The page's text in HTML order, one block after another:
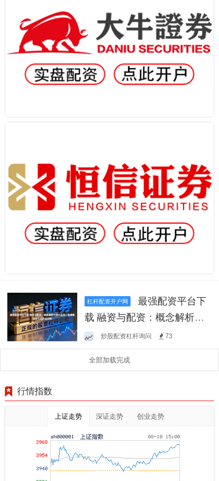
杠杆配资开户网
最强配资平台下
载 融资与配资：概念解析与
操作差异，选择最适合你的
资金策略
炒股配资杠杆询问 73
全部加载完成
行情指数
上证走势 深证走势 创业走势